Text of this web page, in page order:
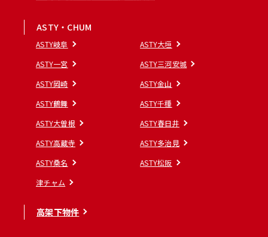
ASTY・CHUM
ASTY岐阜
ASTY大垣
ASTY一宮
ASTY三河安城
ASTY岡崎
ASTY金山
ASTY鶴舞
ASTY千種
ASTY大曽根
ASTY春日井
ASTY高蔵寺
ASTY多治見
ASTY桑名
ASTY松阪
津チャム
高架下物件